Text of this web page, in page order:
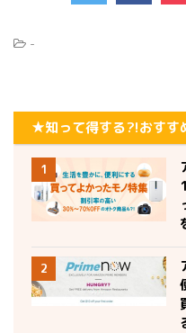
-
★知って得する?!おすす
1
2